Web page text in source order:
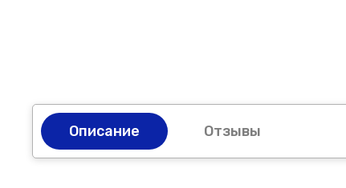
Описание Отзывы